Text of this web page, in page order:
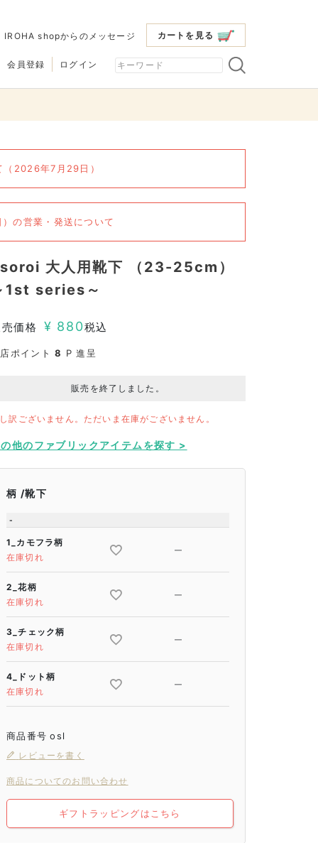
カートを見る
IROHA shopからのメッセージ
会員登録 ログイン
（2026年7月29日）
の営業・発送について
大人用靴下 （23-25cm）
1st series～
価格 ¥ 880税込
ポイント 8 P 進呈
販売を終了しました。
訳ございません。ただいま在庫がございません。
他のファブリックアイテムを探す >
柄 靴下
-
1_カモフラ柄
在庫切れ
—
2_花柄
在庫切れ
—
3_チェック柄
在庫切れ
—
4_ドット柄
在庫切れ
—
商品番号 osl
レビューを書く
商品についてのお問い合わせ
ギフトラッピングはこちら